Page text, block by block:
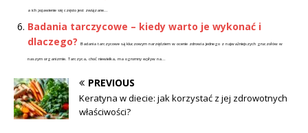
a ich pojawienie się często jest związane...
Badania tarczycowe – kiedy warto je wykonać i
dlaczego?
Badania tarczycowe są kluczowym narzędziem w ocenie zdrowia jednego z najważniejszych gruczołów w
naszym organizmie. Tarczyca, choć niewielka, ma ogromny wpływ na...
PREVIOUS
Keratyna w diecie: jak korzystać z jej zdrowotnych
właściwości?